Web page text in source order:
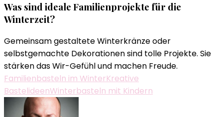
Was sind ideale Familienprojekte für die
Winterzeit?
Gemeinsam gestaltete Winterkränze oder
selbstgemachte Dekorationen sind tolle Projekte. Sie
stärken das Wir-Gefühl und machen Freude.
Familienbasteln im WinterKreative
BastelideenWinterbasteln mit Kindern